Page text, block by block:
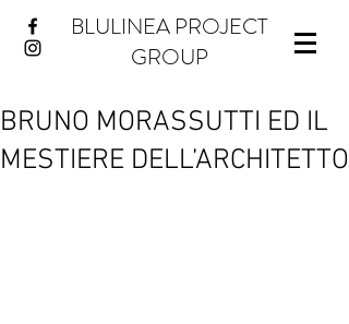
BLULINEA PROJECT
GROUP
BRUNO MORASSUTTI ED IL
MESTIERE DELL’ARCHITETTO